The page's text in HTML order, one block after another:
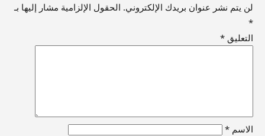
لن يتم نشر عنوان بريدك الإلكتروني. الحقول الإلزامية مشار إليها بـ
*
التعليق *
الاسم *